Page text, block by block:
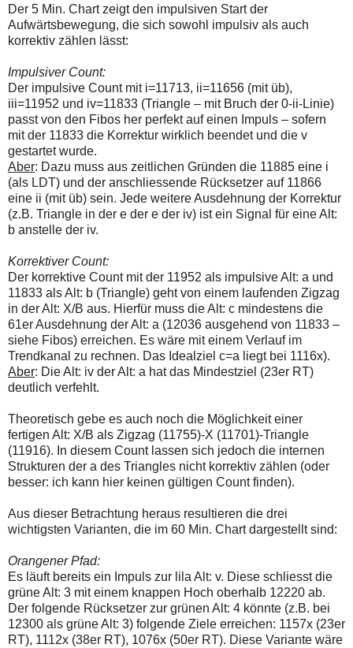
Der 5 Min. Chart zeigt den impulsiven Start der
Aufwärtsbewegung, die sich sowohl impulsiv als auch
korrektiv zählen lässt:
Impulsiver Count:
Der impulsive Count mit i=11713, ii=11656 (mit üb),
iii=11952 und iv=11833 (Triangle – mit Bruch der 0-ii-Linie)
passt von den Fibos her perfekt auf einen Impuls – sofern
mit der 11833 die Korrektur wirklich beendet und die v
gestartet wurde.
Aber: Dazu muss aus zeitlichen Gründen die 11885 eine i
(als LDT) und der anschliessende Rücksetzer auf 11866
eine ii (mit üb) sein. Jede weitere Ausdehnung der Korrektur
(z.B. Triangle in der e der e der iv) ist ein Signal für eine Alt:
b anstelle der iv.
Korrektiver Count:
Der korrektive Count mit der 11952 als impulsive Alt: a und
11833 als Alt: b (Triangle) geht von einem laufenden Zigzag
in der Alt: X/B aus. Hierfür muss die Alt: c mindestens die
61er Ausdehnung der Alt: a (12036 ausgehend von 11833 –
siehe Fibos) erreichen. Es wäre mit einem Verlauf im
Trendkanal zu rechnen. Das Idealziel c=a liegt bei 1116x).
Aber: Die Alt: iv der Alt: a hat das Mindestziel (23er RT)
deutlich verfehlt.
Theoretisch gebe es auch noch die Möglichkeit einer
fertigen Alt: X/B als Zigzag (11755)-X (11701)-Triangle
(11916). In diesem Count lassen sich jedoch die internen
Strukturen der a des Triangles nicht korrektiv zählen (oder
besser: ich kann hier keinen gültigen Count finden).
Aus dieser Betrachtung heraus resultieren die drei
wichtigsten Varianten, die im 60 Min. Chart dargestellt sind:
Orangener Pfad:
Es läuft bereits ein Impuls zur lila Alt: v. Diese schliesst die
grüne Alt: 3 mit einem knappen Hoch oberhalb 12220 ab.
Der folgende Rücksetzer zur grünen Alt: 4 könnte (z.B. bei
12300 als grüne Alt: 3) folgende Ziele erreichen: 1157x (23er
RT), 1112x (38er RT), 1076x (50er RT). Diese Variante wäre